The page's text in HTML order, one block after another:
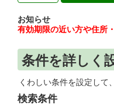
お知らせ
有効期限の近い方や住所
条件を詳しく
くわしい条件を設定して
検索条件